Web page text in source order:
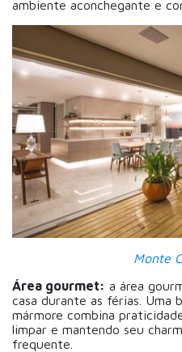
ambiente aconchegante e
Monte
Área gourmet: a área
casa durante as férias. Uma
mármore combina
limpar e mantendo seu
frequente.